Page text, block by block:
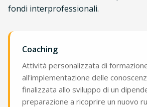
fondi interprofessionali.
Coaching
Attività personalizzata di
all'implementazione delle
finalizzata allo sviluppo di un
preparazione a ricoprire un nuovo